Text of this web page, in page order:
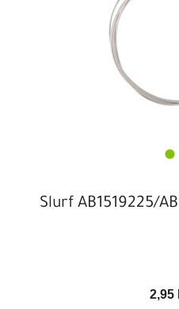
Slurf AB1519225/
2,95